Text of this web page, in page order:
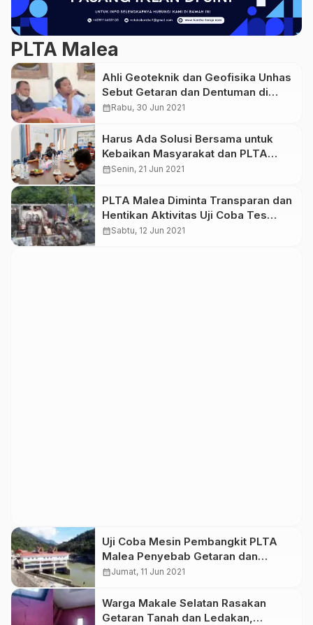
PLTA Malea
Ahli Geoteknik dan Geofisika Unhas
Sebut Getaran dan Dentuman di
Lembang Patekke Bersifat Alamiah
calendar_monthRabu, 30 Jun 2021
Harus Ada Solusi Bersama untuk
Kebaikan Masyarakat dan PLTA
Malea
calendar_monthSenin, 21 Jun 2021
PLTA Malea Diminta Transparan dan
Hentikan Aktivitas Uji Coba Tes
Mesin Turbin
calendar_monthSabtu, 12 Jun 2021
Uji Coba Mesin Pembangkit PLTA
Malea Penyebab Getaran dan
Dentuman yang Dirasakan
calendar_monthJumat, 11 Jun 2021
Warga Makale Selatan Rasakan
Getaran Tanah dan Ledakan,